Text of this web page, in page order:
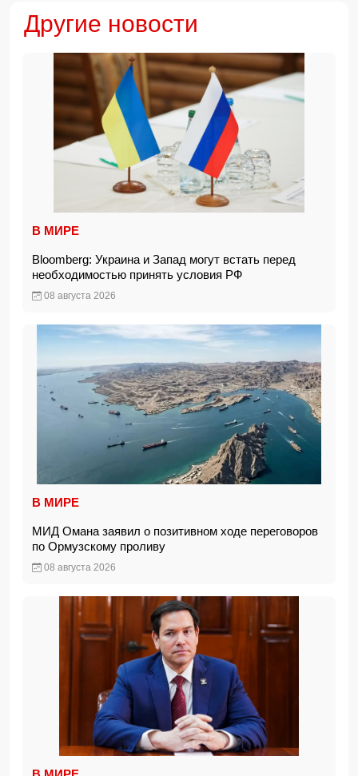
Другие новости
В МИРЕ
Bloomberg: Украина и Запад могут встать перед
необходимостью принять условия РФ
08 августа 2026
В МИРЕ
МИД Омана заявил о позитивном ходе переговоров
по Ормузскому проливу
08 августа 2026